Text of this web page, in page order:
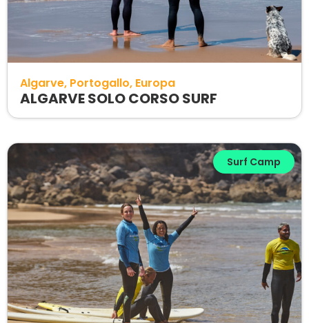
Algarve Portogallo Europa
ALGARVE SOLO CORSO SURF
Surf Camp